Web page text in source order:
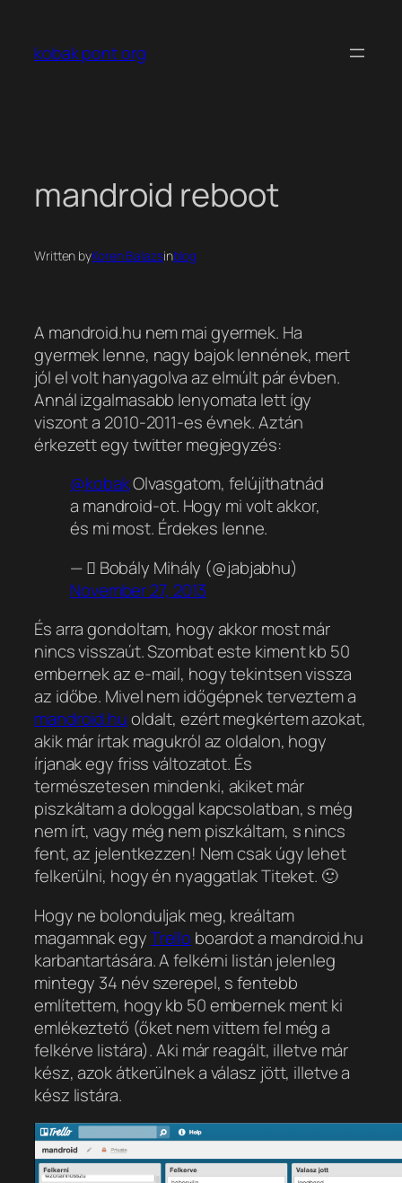
tartalomhoz
kobak pont org
mandroid reboot
Written byKoren Balazsinblog
A mandroid.hu nem mai gyermek. Ha
gyermek lenne, nagy bajok lennének, mert
jól el volt hanyagolva az elmúlt pár évben.
Annál izgalmasabb lenyomata lett így
viszont a 2010-2011-es évnek. Aztán
érkezett egy twitter megjegyzés:
@kobakOlvasgatom, felújíthatnád
a mandroid-ot. Hogy mi volt akkor,
és mi most. Érdekes lenne.
—  Bobály Mihály (@jabjabhu)
November 27, 2013
És arra gondoltam, hogy akkor most már
nincs visszaút. Szombat este kiment kb 50
embernek az e-mail, hogy tekintsen vissza
az időbe. Mivel nem időgépnek terveztem a
mandroid.huoldalt, ezért megkértem azokat,
akik már írtak magukról az oldalon, hogy
írjanak egy friss változatot. És
természetesen mindenki, akiket már
piszkáltam a dologgal kapcsolatban, s még
nem írt, vagy még nem piszkáltam, s nincs
fent, az jelentkezzen! Nem csak úgy lehet
felkerülni, hogy én nyaggatlak Titeket. 🙂
Hogy ne bolonduljak meg, kreáltam
magamnak egyTrello boardot a mandroid.hu
karbantartására. A felkérni listán jelenleg
mintegy 34 név szerepel, s fentebb
említettem, hogy kb 50 embernek ment ki
emlékeztető (őket nem vittem fel még a
felkérve listára). Aki már reagált, illetve már
kész, azok átkerülnek a válasz jött, illetve a
kész listára.